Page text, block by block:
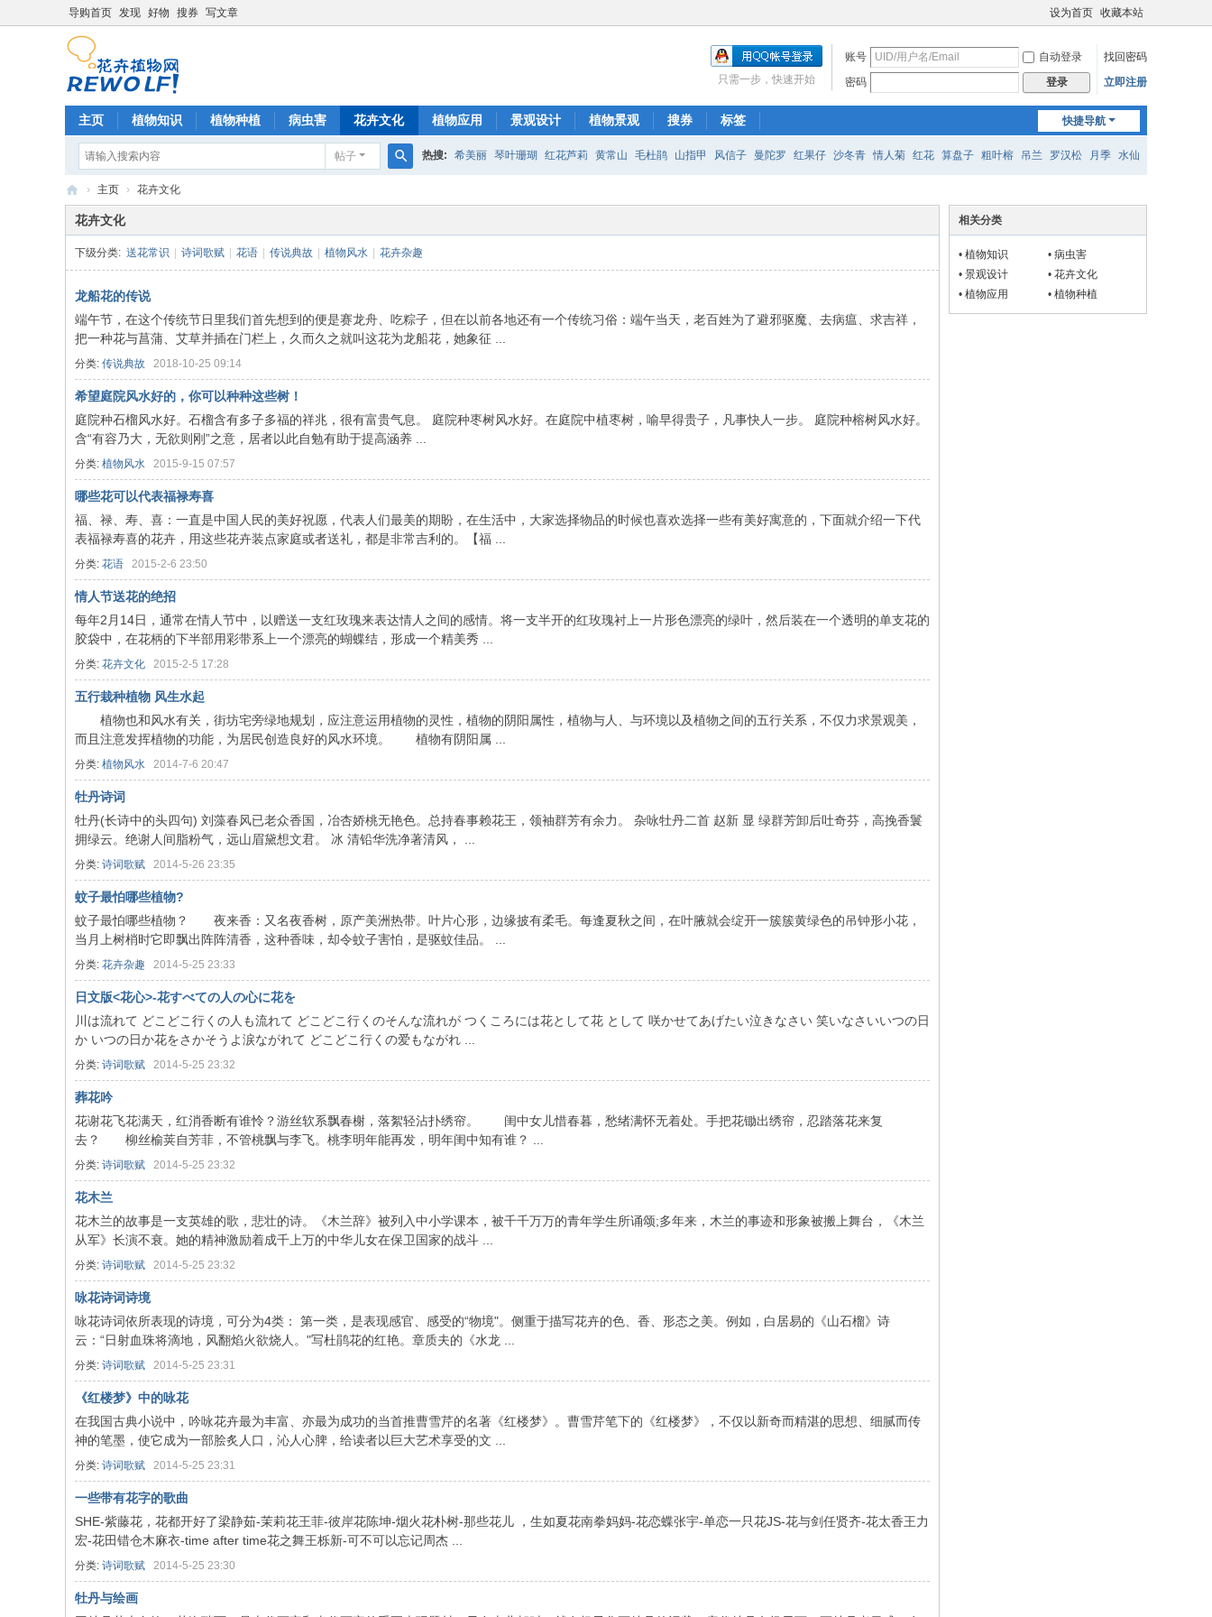
导购首页 发现 好物 搜券 写文章 设为首页 收藏本站
账号 自动登录
找回密码
密码
登录 立即注册
只需一步，快速开始
快捷导航
主页 植物知识 植物种植 病虫害 花卉文化 植物应用 景观设计 植物景观 搜券 标签
帖子
索
热搜: 希美丽 琴叶珊瑚 红花芦莉 黄常山 毛杜鹃 山指甲 风信子 曼陀罗 红果仔 沙冬青 情人菊 红花 算盘子 粗叶榕 吊兰 罗汉松 月季 水仙
花
植
物
网
› 主页 › 花卉文化
花卉文化
下级分类: 送花常识 诗词歌赋 花语 传说典故 植物风水 花卉杂趣
龙船花的传说
端午节，在这个传统节日里我们首先想到的便是赛龙舟、吃粽子，但在以前各地还有一个传统习俗：端午当天，老百姓为了避邪驱魔、去病瘟、求吉祥，
把一种花与菖蒲、艾草并插在门栏上，久而久之就叫这花为龙船花，她象征 ...
分类: 传说典故 2018-10-25 09:14
希望庭院风水好的，你可以种种这些树！
庭院种石榴风水好。石榴含有多子多福的祥兆，很有富贵气息。 庭院种枣树风水好。在庭院中植枣树，喻早得贵子，凡事快人一步。 庭院种榕树风水好。
含“有容乃大，无欲则刚”之意，居者以此自勉有助于提高涵养 ...
分类: 植物风水 2015-9-15 07:57
哪些花可以代表福禄寿喜
福、禄、寿、喜：一直是中国人民的美好祝愿，代表人们最美的期盼，在生活中，大家选择物品的时候也喜欢选择一些有美好寓意的，下面就介绍一下代
表福禄寿喜的花卉，用这些花卉装点家庭或者送礼，都是非常吉利的。【福 ...
分类: 花语 2015-2-6 23:50
情人节送花的绝招
每年2月14日，通常在情人节中，以赠送一支红玫瑰来表达情人之间的感情。将一支半开的红玫瑰衬上一片形色漂亮的绿叶，然后装在一个透明的单支花的
胶袋中，在花柄的下半部用彩带系上一个漂亮的蝴蝶结，形成一个精美秀 ...
分类: 花卉文化 2015-2-5 17:28
五行栽种植物 风生水起
植物也和风水有关，街坊宅旁绿地规划，应注意运用植物的灵性，植物的阴阳属性，植物与人、与环境以及植物之间的五行关系，不仅力求景观美，
而且注意发挥植物的功能，为居民创造良好的风水环境。 植物有阴阳属 ...
分类: 植物风水 2014-7-6 20:47
牡丹诗词
牡丹(长诗中的头四句) 刘藻春风已老众香国，冶杏娇桃无艳色。总持春事赖花王，领袖群芳有余力。 杂咏牡丹二首 赵新 显 绿群芳卸后吐奇芬，高挽香鬟
拥绿云。绝谢人间脂粉气，远山眉黛想文君。 冰 清铅华洗净著清风， ...
分类: 诗词歌赋 2014-5-26 23:35
蚊子最怕哪些植物?
蚊子最怕哪些植物？ 夜来香：又名夜香树，原产美洲热带。叶片心形，边缘披有柔毛。每逢夏秋之间，在叶腋就会绽开一簇簇黄绿色的吊钟形小花，
当月上树梢时它即飘出阵阵清香，这种香味，却令蚊子害怕，是驱蚊佳品。 ...
分类: 花卉杂趣 2014-5-25 23:33
日文版<花心>-花すべての人の心に花を
川は流れて どこどこ行くの人も流れて どこどこ行くのそんな流れが つくころには花として花 として 咲かせてあげたい泣きなさい 笑いなさいいつの日
か いつの日か花をさかそうよ涙ながれて どこどこ行くの爱もながれ ...
分类: 诗词歌赋 2014-5-25 23:32
葬花吟
花谢花飞花满天，红消香断有谁怜？游丝软系飘春榭，落絮轻沾扑绣帘。 闺中女儿惜春暮，愁绪满怀无着处。手把花锄出绣帘，忍踏落花来复
去？ 柳丝榆荚自芳菲，不管桃飘与李飞。桃李明年能再发，明年闺中知有谁？ ...
分类: 诗词歌赋 2014-5-25 23:32
花木兰
花木兰的故事是一支英雄的歌，悲壮的诗。《木兰辞》被列入中小学课本，被千千万万的青年学生所诵颂;多年来，木兰的事迹和形象被搬上舞台，《木兰
从军》长演不衰。她的精神激励着成千上万的中华儿女在保卫国家的战斗 ...
分类: 诗词歌赋 2014-5-25 23:32
咏花诗词诗境
咏花诗词依所表现的诗境，可分为4类： 第一类，是表现感官、感受的“物境"。侧重于描写花卉的色、香、形态之美。例如，白居易的《山石榴》诗
云：“日射血珠将滴地，风翻焰火欲烧人。"写杜鹃花的红艳。章质夫的《水龙 ...
分类: 诗词歌赋 2014-5-25 23:31
《红楼梦》中的咏花
在我国古典小说中，吟咏花卉最为丰富、亦最为成功的当首推曹雪芹的名著《红楼梦》。曹雪芹笔下的《红楼梦》，不仅以新奇而精湛的思想、细腻而传
神的笔墨，使它成为一部脍炙人口，沁人心脾，给读者以巨大艺术享受的文 ...
分类: 诗词歌赋 2014-5-25 23:31
一些带有花字的歌曲
SHE-紫藤花，花都开好了梁静茹-茉莉花王菲-彼岸花陈坤-烟火花朴树-那些花儿 ，生如夏花南拳妈妈-花恋蝶张宇-单恋一只花JS-花与剑任贤齐-花太香王力
宏-花田错仓木麻衣-time after time花之舞王栎新-可不可以忘记周杰 ...
分类: 诗词歌赋 2014-5-25 23:30
牡丹与绘画
相关分类
• 植物知识 • 病虫害
• 景观设计 • 花卉文化
• 植物应用 • 植物种植